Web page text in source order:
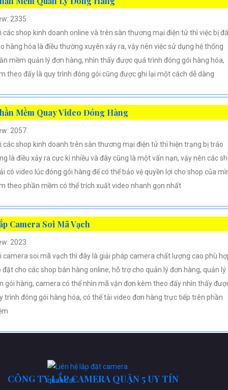
2335.
các shop kinh doanh online và trên sàn thương mại điện tử thì việc bị
hàng hóa là điều thường xuyên xảy ra, vậy nên việc sử dụng hệ thống
mềm quản lý đơn hàng, nhìn thấy được quá trình đóng gói hàng hóa,
theo đấy là quy trình đóng gói cũng được ghi lại một cách dễ dàng
Mềm Quay Video Đóng Hàng
2057.
các shop kinh doanh trên sàn thương mại điện tử thì hiện trạng bị tráo
là điều xảy ra cực kì nhiều và đây cũng là một vấn nạn, vậy nên các
có video lúc đóng gói hàng để có thể bảo vệ quyền lợi cho shop của
theo phần mềm có thể trích xuất video nhanh gọn nhất
Camera Soi Mã Vạch
2023.
camera soi mã vạch thì đây là giải pháp camera chất lượng cao phù
đặt cho các shop bán hàng online, hỗ trợ cho quản lý đơn hàng, quản lý
gói hàng, camera có thể nhìn mã vận đơn kèm theo đấy nhìn thấy
trình đóng gói hàng hóa, có thể tải video đơn hàng trực tiếp trên phần
CÔNG TY LẮP CAMERA QUẬN 5 UY TÍN